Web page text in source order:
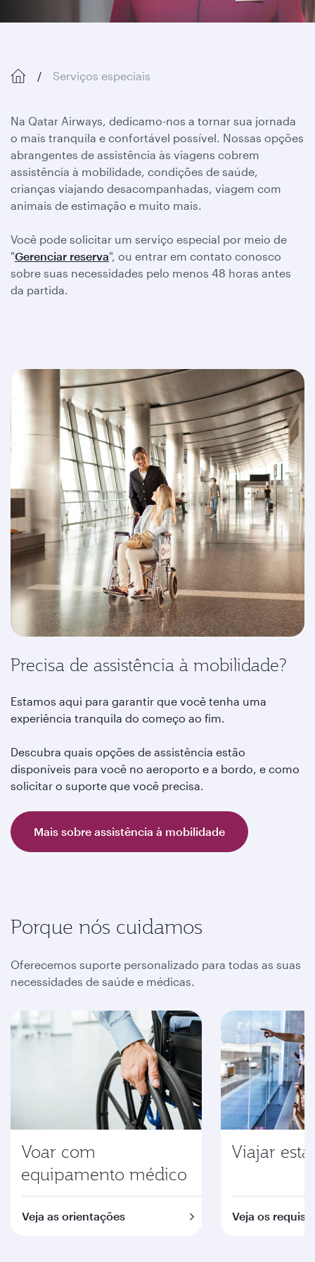
Serviços especiais
Na Qatar Airways, dedicamo-nos a tornar sua jornada
o mais tranquila e confortável possível. Nossas opções
abrangentes de assistência às viagens cobrem
assistência à mobilidade, condições de saúde,
crianças viajando desacompanhadas, viagem com
animais de estimação e muito mais.
Você pode solicitar um serviço especial por meio de
"Gerenciar reserva", ou entrar em contato conosco
sobre suas necessidades pelo menos 48 horas antes
da partida.
Precisa de assistência à mobilidade?
Estamos aqui para garantir que você tenha uma
experiência tranquila do começo ao fim.
Descubra quais opções de assistência estão
disponíveis para você no aeroporto e a bordo, e como
solicitar o suporte que você precisa.
Mais sobre assistência à mobilidade
Porque nós cuidamos
Oferecemos suporte personalizado para todas as suas
necessidades de saúde e médicas.
Voar com
equipamento médico
Veja as orientações
Viajar
Veja os